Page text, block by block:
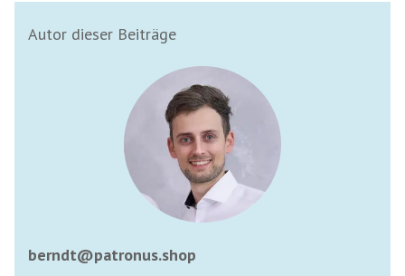
Autor dieser Beiträge
berndt@patronus.shop